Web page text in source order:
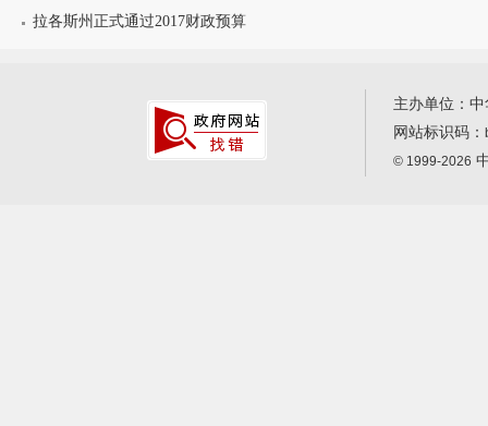
拉各斯州正式通过2017财政预算
主办单位：
网站标识码：
© 1999-2026